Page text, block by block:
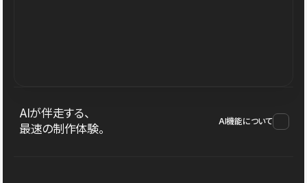
AIが伴走する、
最速の制作体験。
AI機能について